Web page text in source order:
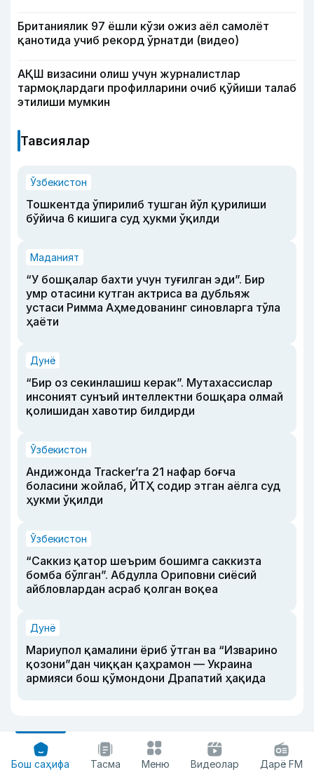
Британиялик 97 ёшли кўзи ожиз аёл самолёт
қанотида учиб рекорд ўрнатди (видео)
АҚШ визасини олиш учун журналистлар
тармоқлардаги профилларини очиб қўйиши талаб
этилиши мумкин
Тавсиялар
Ўзбекистон
Тошкентда ўпирилиб тушган йўл қурилиши
бўйича 6 кишига суд ҳукми ўқилди
Маданият
“У бошқалар бахти учун туғилган эди”. Бир
умр отасини кутган актриса ва дубльяж
устаси Римма Аҳмедованинг синовларга тўла
ҳаёти
Дунё
“Бир оз секинлашиш керак”. Мутахассислар
инсоният сунъий интеллектни бошқара олмай
қолишидан хавотир билдирди
Ўзбекистон
Андижонда Tracker’га 21 нафар боғча
боласини жойлаб, ЙТҲ содир этган аёлга суд
ҳукми ўқилди
Ўзбекистон
“Саккиз қатор шеърим бошимга саккизта
бомба бўлган”. Абдулла Ориповни сиёсий
айбловлардан асраб қолган воқеа
Дунё
Мариупол қамалини ёриб ўтган ва “Изварино
қозони”дан чиққан қаҳрамон — Украина
армияси бош қўмондони Драпатий ҳақида
Бош саҳифа Тасма Меню Видеолар Дарё FM